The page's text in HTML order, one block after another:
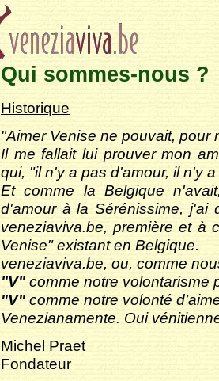
Qui sommes-nous ?
Historique
"Aimer Venise ne pouvait, pour
Il me fallait lui prouver mon
qui, "il n'y a pas d'amour, il n'y
Et comme la Belgique
d'amour à la Sérénissime, j'ai
veneziaviva.be, première et à
Venise" existant en Belgique.
veneziaviva.be, ou, comme
"V"comme notre volontarisme
"V"comme notre volonté
Venezianamente. Oui
Michel Praet
Fondateur